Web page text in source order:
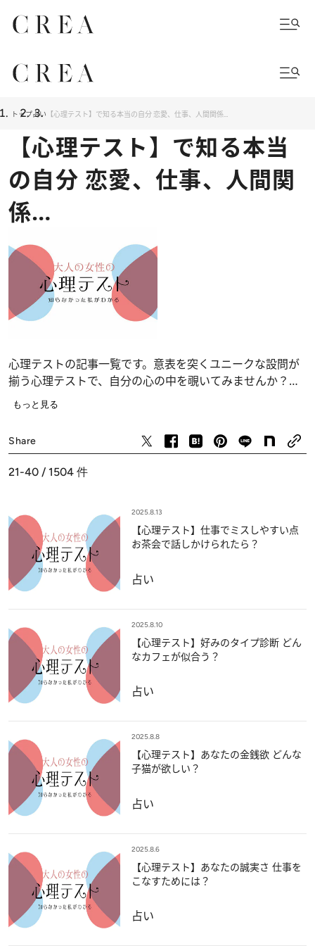
トップ占い 【心理テスト】で知る本当の自分 恋愛、仕事、人間関係…
【心理テスト】で知る本当
の自分 恋愛、仕事、人間関
係…
心理テストの記事一覧です。意表を突くユニークな設問が
揃う心理テストで、自分の心の中を覗いてみませんか？
恋愛、仕事、人間関係の深層心理……、自分でも気づかな
もっと見る
Share
21-40 / 1504 件
2025.8.13
【心理テスト】仕事でミスしやすい点
お茶会で話しかけられたら？
占い
2025.8.10
【心理テスト】好みのタイプ診断 どん
なカフェが似合う？
占い
2025.8.8
【心理テスト】あなたの金銭欲 どんな
子猫が欲しい？
占い
2025.8.6
【心理テスト】あなたの誠実さ 仕事を
こなすためには？
占い